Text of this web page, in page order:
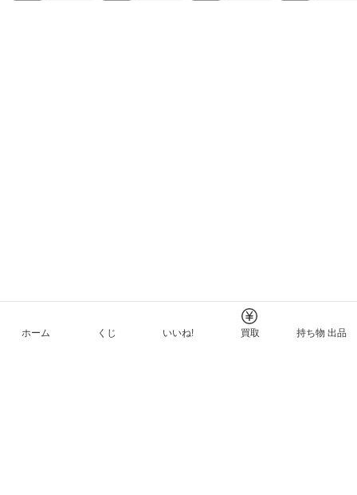
ホーム くじ いいね! 買取 持ち物 出品